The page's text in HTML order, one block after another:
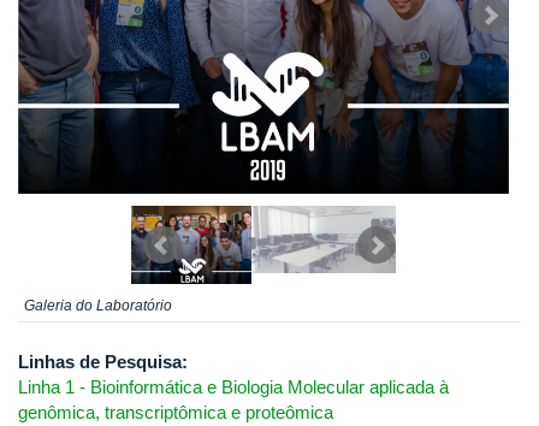
Galeria do Laboratório
Linhas de Pesquisa:
Linha 1 - Bioinformática e Biologia Molecular aplicada à
genômica, transcriptômica e proteômica